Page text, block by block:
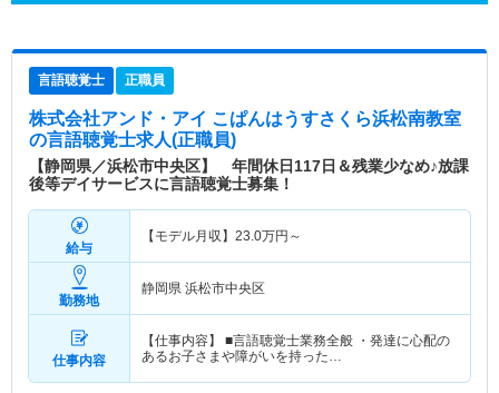
言語聴覚士 正職員
株式会社アンド・アイ こぱんはうすさくら浜松南教室
の言語聴覚士求人(正職員)
【静岡県／浜松市中央区】 年間休日117日＆残業少なめ♪放課
後等デイサービスに言語聴覚士募集！
給与
【モデル月収】 23.0万円～
勤務地
静岡県 浜松市中央区
仕事内容
【仕事内容】 ■言語聴覚士業務全般 ・発達に心配の
あるお子さまや障がいを持った…